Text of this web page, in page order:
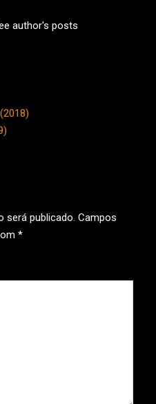
author's posts
será publicado. Campos
*